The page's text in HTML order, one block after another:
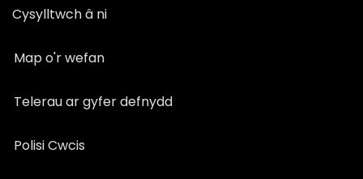
Cysylltwch â ni
Map o'r wefan
Telerau ar gyfer defnydd
Polisi Cwcis